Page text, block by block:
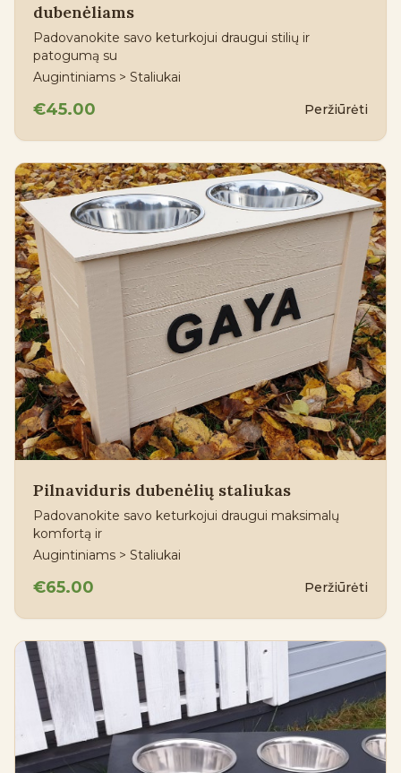
dubenėliams
Padovanokite savo keturkojui draugui stilių ir
patogumą su
Augintiniams > Staliukai
€45.00 Peržiūrėti
Pilnaviduris dubenėlių staliukas
Padovanokite savo keturkojui draugui maksimalų
komfortą ir
Augintiniams > Staliukai
€65.00 Peržiūrėti